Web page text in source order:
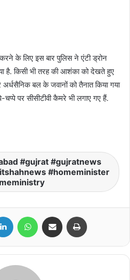
करने के लिए इस बार पुलिस ने एंटी ड्रोन
है. किसी भी तरह की आशंका को देखते हुए
बल के जवानों को तैनात किया गया
चप्पे पर सीसीटीवी कैमरे भी लगाए गए हैं.
#gujrat #gujratnews
#homeminister
LinkedIn WhatsAppShare via Email